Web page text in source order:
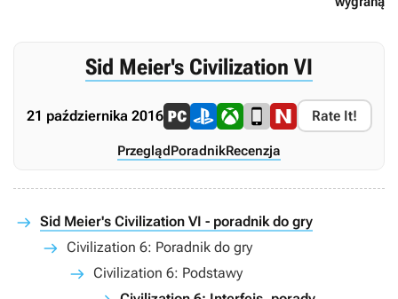
Sid Meier's Civilization VI
21 października 2016 Rate It!
PrzeglądPoradnikRecenzja
Sid Meier's Civilization VI - poradnik do gry
Civilization 6: Poradnik do gry
Civilization 6: Podstawy